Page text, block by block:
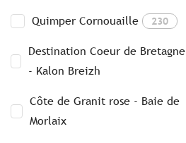
Quimper Cornouaille 230
Destination Coeur de Bretagne
- Kalon Breizh
Côte de Granit rose - Baie de
Morlaix